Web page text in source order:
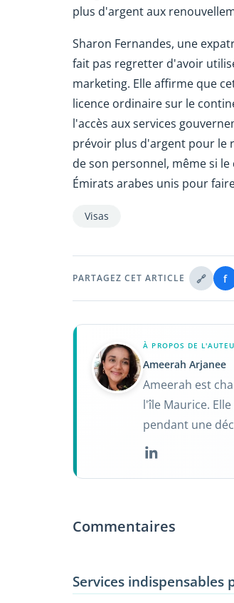
plus d'argent aux
Sharon Fernandes, une
fait pas regretter d'avoir
marketing. Elle affirme que
licence ordinaire sur le
l'accès aux services
prévoir plus d'argent pour le
de son personnel, même si
Émirats arabes unis pour
Visas
PARTAGEZ CET ARTICLE 🔗 f
À PROPOS DE
Ameerah Arjanee
Ameerah est
l'île Maurice.
pendant une
Commentaires
Services